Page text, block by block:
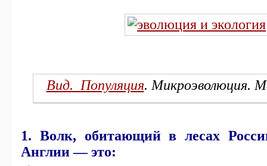
Вид. Популяция. Микроэволюция.
1. Волк, обитающий в лесах
Англии — это: